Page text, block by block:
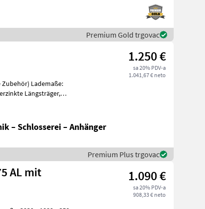
Premium Gold trgovac
1.250 €
sa 20% PDV-a
1.041,67 € neto
– Schlosserei – Anhänger
Premium Plus trgovac
AL mit
1.090 €
sa 20% PDV-a
908,33 € neto